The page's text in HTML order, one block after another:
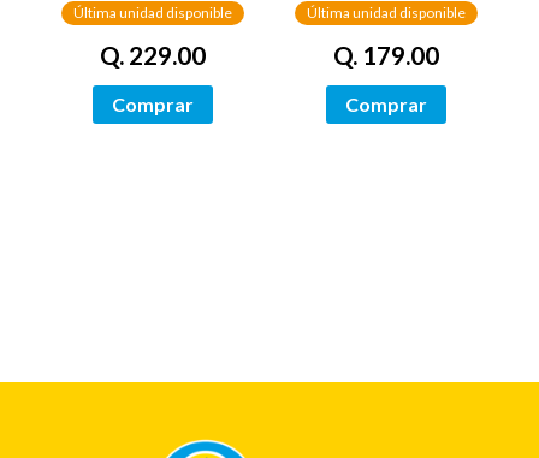
Última unidad disponible
Q. 229.00
Comprar
Última unidad disponible
Q. 179.00
Comprar